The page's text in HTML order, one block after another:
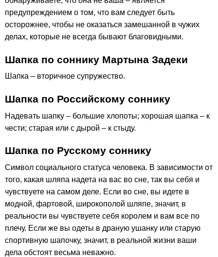
предупреждением о том, что вам следует быть
осторожнее, чтобы не оказаться замешанной в чужих
делах, которые не всегда бывают благовидными.
Шапка по соннику Мартына Задеки
Шапка – вторичное супружество.
Шапка по Российскому соннику
Надевать шапку – большие хлопоты; хорошая шапка – к
чести; старая или с дырой – к стыду.
Шапка по Русскому соннику
Символ социального статуса человека. В зависимости от
того, какая шляпа надета на вас во сне, так вы себя и
чувствуете на самом деле. Если во сне, вы идете в
модной, фартовой, широкополой шляпе, значит, в
реальности вы чувствуете себя королем и вам все по
плечу. Если же вы одеты в драную ушанку или старую
спортивную шапочку, значит, в реальной жизни ваши
дела обстоят весьма неважно.